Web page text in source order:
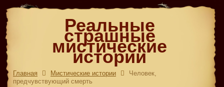
Реальные
страшные
мистические
истории
Главная Мистические истории
Человек,
предчувствующий смерть